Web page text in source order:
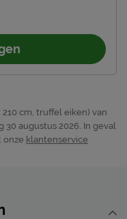
cm, truffel eiken) van
augustus 2026. In geval
onze klantenservice